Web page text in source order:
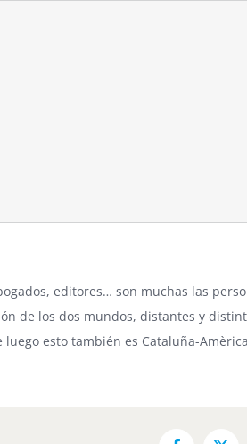
editores… son muchas las
de los dos mundos, distantes y
esto también es Cataluña-